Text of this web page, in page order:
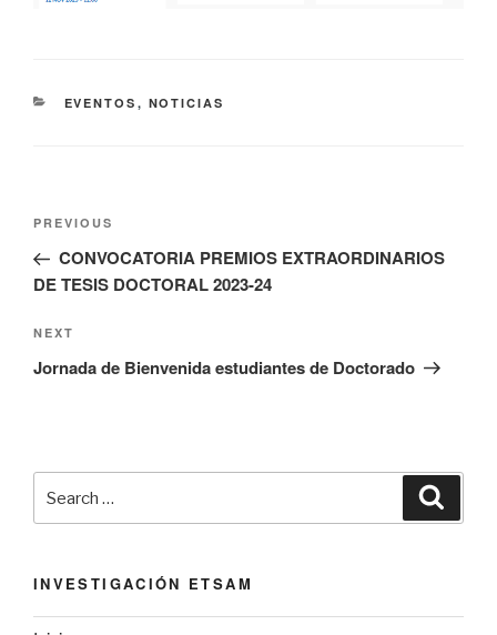
CATEGORIES
EVENTOS , NOTICIAS
Navegación
entradas
Previous
Post
PREVIOUS
CONVOCATORIA PREMIOS EXTRAORDINARIOS
DE TESIS DOCTORAL 2023-24
Next
Post
NEXT
Jornada de Bienvenida estudiantes de Doctorado
for:
INVESTIGACIÓN ETSAM